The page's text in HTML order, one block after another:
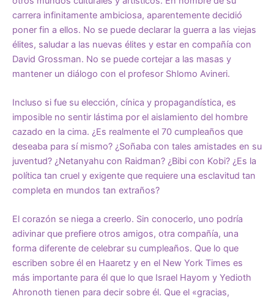
carrera infinitamente ambiciosa, aparentemente decidió
poner fin a ellos. No se puede declarar la guerra a las viejas
élites, saludar a las nuevas élites y estar en compañía con
David Grossman. No se puede cortejar a las masas y
mantener un diálogo con el profesor Shlomo Avineri.
Incluso si fue su elección, cínica y propagandística, es
imposible no sentir lástima por el aislamiento del hombre
cazado en la cima. ¿Es realmente el 70 cumpleaños que
deseaba para sí mismo? ¿Soñaba con tales amistades en su
juventud? ¿Netanyahu con Raidman? ¿Bibi con Kobi? ¿Es la
política tan cruel y exigente que requiere una esclavitud tan
completa en mundos tan extraños?
El corazón se niega a creerlo. Sin conocerlo, uno podría
adivinar que prefiere otros amigos, otra compañía, una
forma diferente de celebrar su cumpleaños. Que lo que
escriben sobre él en Haaretz y en el New York Times es
más importante para él que lo que Israel Hayom y Yedioth
Ahronoth tienen para decir sobre él. Que el «gracias,